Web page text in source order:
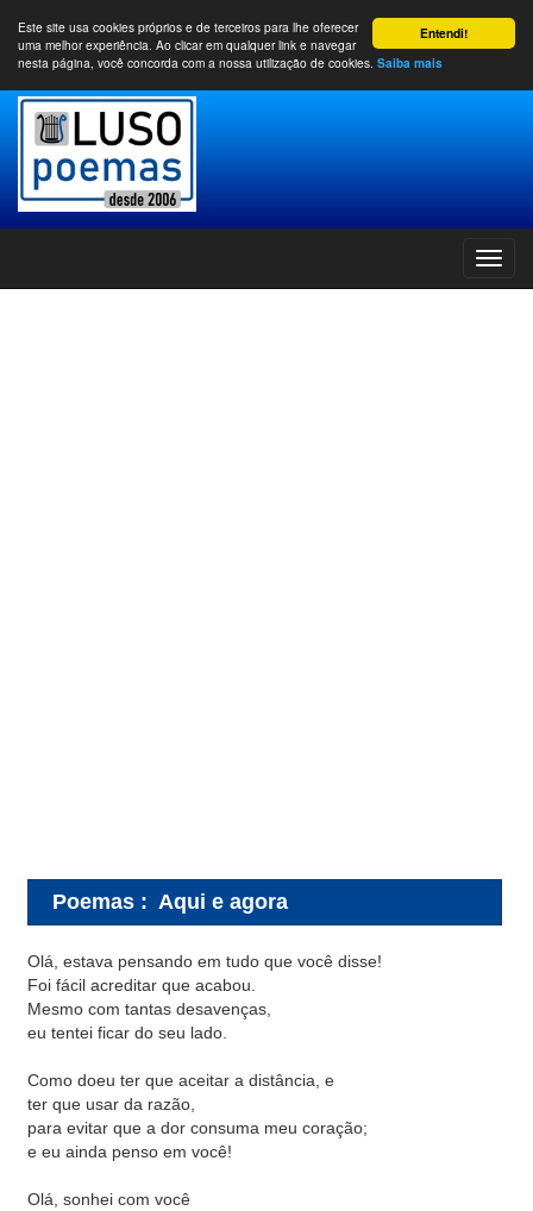
Entendi!
Este site usa cookies próprios e de terceiros para lhe oferecer
uma melhor experiência. Ao clicar em qualquer link e navegar
nesta página, você concorda com a nossa utilização de cookies. Saiba mais
Poemas : Aqui e agora
Olá, estava pensando em tudo que você disse!
Foi fácil acreditar que acabou.
Mesmo com tantas desavenças,
eu tentei ficar do seu lado.
Como doeu ter que aceitar a distância, e
ter que usar da razão,
para evitar que a dor consuma meu coração;
e eu ainda penso em você!
Olá, sonhei com você